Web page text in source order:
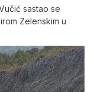
sastao se
Zelenskim u